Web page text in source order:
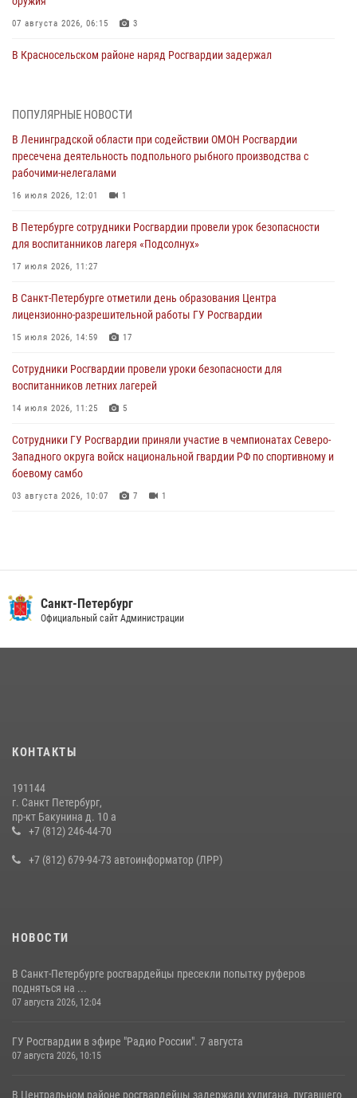
07 августа 2026, 06:15 3
В Красносельском районе наряд Росгвардии задержал
06 августа 2026, 13:39 1
В Центральном районе росгвардейцы оперативно задержали
хулигана, стрелявшего из пускового устройства рядом с жилыми
домами
06 августа 2026, 11:36
Сотрудники и военнослужащие Росгвардии обеспечили
правопорядок при проведении матча "Зенит" - "Балтика"
06 августа 2026, 07:30
В Выборгском районе наряд Росгвардии обнаружил
разыскиваемый преступный автотранспорт
05 августа 2026, 12:25 2
Петербургские росгвардейцы обнаружили объявленный в розыск
автомобиль, ранее использовавшийся при совершении кражи в
Ленобласти
ПОПУЛЯРНЫЕ НОВОСТИ
В Ленинградской области при содействии ОМОН Росгвардии
пресечена деятельность подпольного рыбного производства с
рабочими-нелегалами
16 июля 2026, 12:01 1
В Петербурге сотрудники Росгвардии провели урок безопасности
для воспитанников лагеря «Подсолнух»
17 июля 2026, 11:27
В Санкт-Петербурге отметили день образования Центра
лицензионно-разрешительной работы ГУ Росгвардии
15 июля 2026, 14:59 17
Сотрудники Росгвардии провели уроки безопасности для
воспитанников летних лагерей
14 июля 2026, 11:25 5
Сотрудники ГУ Росгвардии приняли участие в чемпионатах Северо-
Западного округа войск национальной гвардии РФ по спортивному и
боевому самбо
03 августа 2026, 10:07 7 1
В Красногвардейском районе росгвардейцы задержали хулигана,
угрожавшего мужчине пневматическим пистолетом
на III Международном петербургском цифровом форуме
В Ленобласти сотрудники Росгвардии провели встречу с
воспитанниками детского клуба «Умные каникулы»
Санкт-Петербург
Официальный сайт Администрации
КОНТАКТЫ
191144
г. Санкт Петербург,
пр-кт Бакунина д. 10 а
+7 (812) 246-44-70
+7 (812) 679-94-73 автоинформатор (ЛРР)
НОВОСТИ
В Санкт-Петербурге росгвардейцы пресекли попытку руферов
подняться на ...
07 августа 2026, 12:04
ГУ Росгвардии в эфире "Радио России". 7 августа
07 августа 2026, 10:15
В Центральном районе росгвардейцы задержали хулигана, пугавшего